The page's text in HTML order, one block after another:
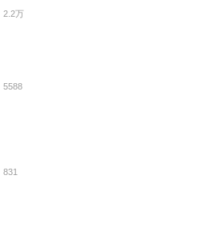
2.2万
5588
831